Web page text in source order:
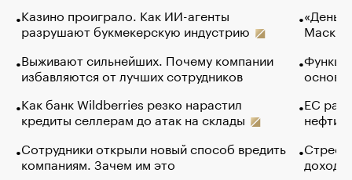
Казино проиграло. Как ИИ-агенты
разрушают букмекерскую индустрию
Выживают сильнейших. Почему компании
избавляются от лучших сотрудников
Как банк Wildberries резко нарастил
кредиты селлерам до атак на склады
Сотрудники открыли новый способ вредить
компаниям. Зачем им это
Маск в
основ
ЕС
нефти